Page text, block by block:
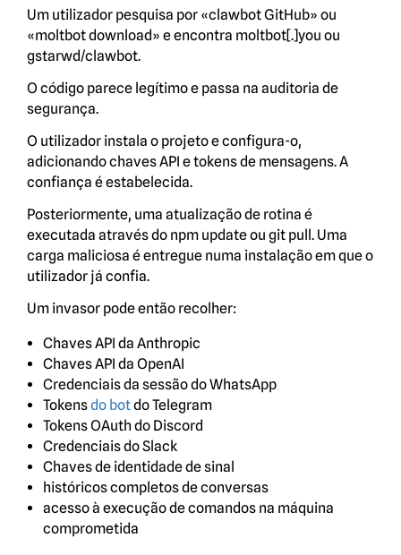
Um utilizador pesquisa por «clawbot GitHub» ou
«moltbot download» e encontra moltbot[.]you ou
gstarwd/clawbot.
O código parece legítimo e passa na auditoria de
segurança.
O utilizador instala o projeto e configura-o,
adicionando chaves API e tokens de mensagens. A
confiança é estabelecida.
Posteriormente, uma atualização de rotina é
executada através do npm update ou git pull. Uma
carga maliciosa é entregue numa instalação em que o
utilizador já confia.
Um invasor pode então recolher:
Chaves API da Anthropic
Chaves API da OpenAI
Credenciais da sessão do WhatsApp
Tokensdo botdo Telegram
Tokens OAuth do Discord
Credenciais do Slack
Chaves de identidade de sinal
históricos completos de conversas
acesso à execução de comandos na máquina
comprometida